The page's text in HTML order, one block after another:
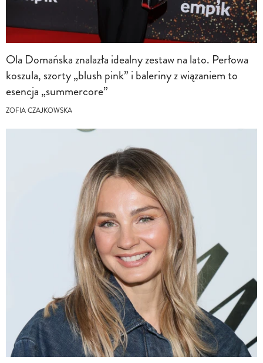
Ola Domańska znalazła idealny zestaw na lato. Perłowa
koszula, szorty „blush pink” i baleriny z wiązaniem to
esencja „summercore”
ZOFIA CZAJKOWSKA